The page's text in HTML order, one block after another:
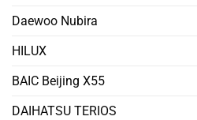
Daewoo Nubira
HILUX
BAIC Beijing X55
DAIHATSU TERIOS